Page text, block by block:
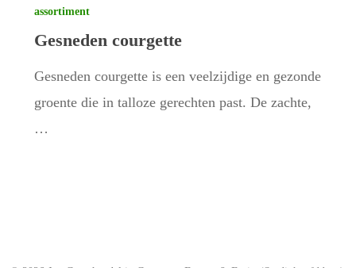
courgette
assortiment
Gesneden courgette
Gesneden courgette is een veelzijdige en gezonde
groente die in talloze gerechten past. De zachte,
…